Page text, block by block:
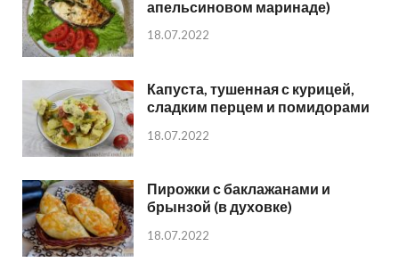
апельсиновом маринаде)
18.07.2022
Капуста, тушенная с курицей,
сладким перцем и помидорами
18.07.2022
Пирожки с баклажанами и
брынзой (в духовке)
18.07.2022